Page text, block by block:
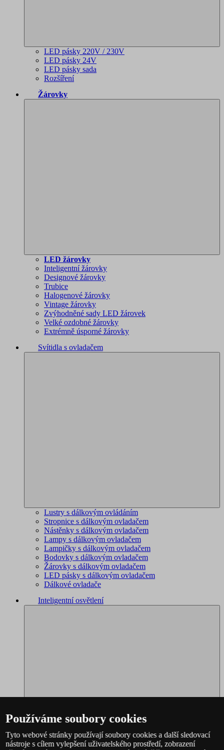
LED pásky 220V / 230V
LED pásky 24V
LED pásky sada
Rozšíření
Žárovky
LED žárovky
Inteligentní žárovky
Designové žárovky
Trubice
Halogenové žárovky
Vintage žárovky
Zvýhodněné sady LED žárovek
Velké ozdobné žárovky
Extrémně úsporné žárovky
Svítidla s ovladačem
Lustry s dálkovým ovládáním
Stropnice s dálkovým ovladačem
Nástěnky s dálkovým ovladačem
Lampy s dálkovým ovladačem
Lampičky s dálkovým ovladačem
Bodovky s dálkovým ovladačem
Žárovky s dálkovým ovladačem
LED pásky s dálkovým ovladačem
Dálkové ovladače
Inteligentní osvětlení
Používáme soubory cookies
Tyto webové stránky používají soubory cookies a další sledovací
nástroje s cílem vylepšení uživatelského prostředí, zobrazení